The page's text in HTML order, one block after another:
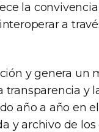
la
a
y genera un
y
año a año en
y archivo de